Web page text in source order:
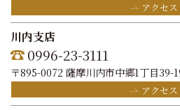
アクセス
川内支店
0996-23-3111
〒895-0072 薩摩川内市中郷1丁目39-
アクセス